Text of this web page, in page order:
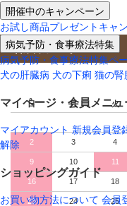
開催中のキャンペーン
お試し商品プレゼントキャ
病気予防・食事療法特集
病気予防・食事療法特集ペ
犬の肝臓病 犬の下痢 猫の腎
マイページ・会員メニュ
マイアカウント 新規会員登
解除
ショッピングガイド
お買い物方法について 会員
営業日カレンダー
日 月 火
2 3 4
9 10 11
16 17 18
23 24 25